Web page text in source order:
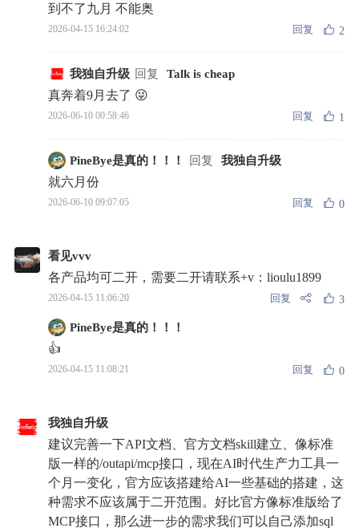
到不了九月 不能奥
2026-04-15 16:24:02 回复 2
我独自升级 回复 Talk is cheap
真奔着9月去了 😜
2026-06-10 00:58:46 回复 1
PineBye是真的！！！ 回复 我独自升级
就六月份
2026-06-10 09:07:05 回复 0
看见vvv
各产品均可二开，需要二开请联系+v：lioulu1899
2026-04-15 11:06:20 回复 3
PineBye是真的！！！
👍
2026-04-15 11:08:21 回复 0
我独自升级
建议完善一下API文档、官方文档skill建立、像标准
版一样的/outapi/mcp接口，现在AI时代生产力工具一
个月一变化，官方应该搭建给AI一些基础的搭建，这
种需求不应该属于二开范围。好比官方像标准版给了
MCP接口，那么进一步的需求我们可以自己添加sql